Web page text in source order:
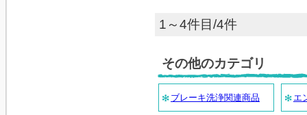
1～4件目/4件
その他のカテゴリ
ブレーキ洗浄関連商品 エ